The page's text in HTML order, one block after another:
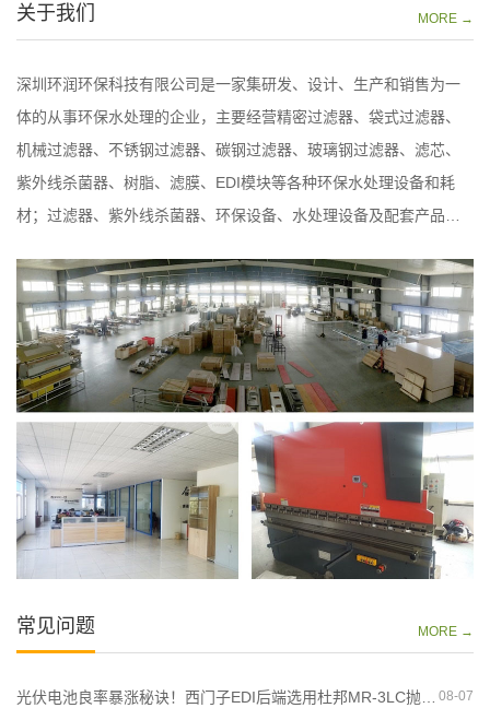
关于我们 MORE →
深圳环润环保科技有限公司是一家集研发、设计、生产和销售为一
体的从事环保水处理的企业，主要经营精密过滤器、袋式过滤器、
机械过滤器、不锈钢过滤器、碳钢过滤器、玻璃钢过滤器、滤芯、
紫外线杀菌器、树脂、滤膜、EDI模块等各种环保水处理设备和耗
材；过滤器、紫外线杀菌器、环保设备、水处理设备及配套产品的
铸造行业的总供水过滤系统；制浆造纸、冶金...
常见问题 MORE →
08-07